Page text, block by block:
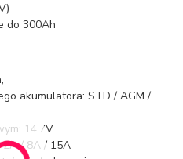
do 300Ah
akumulatora: STD / AGM /
14.7V
2A / 8A / 15A